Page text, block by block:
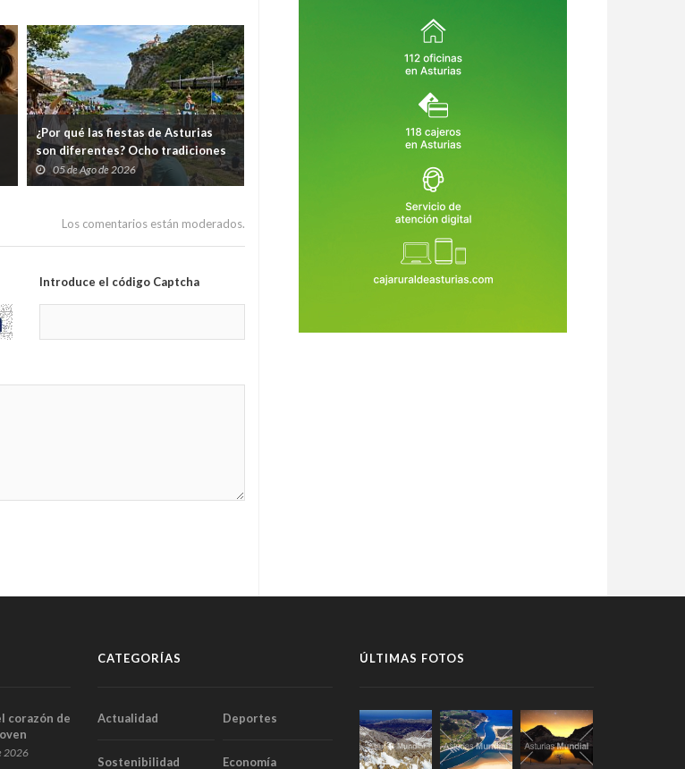
¿Por qué las fiestas de Asturias
son diferentes? Ocho tradiciones
que convierten agosto en una
folixa continua
05 de Ago de 2026
El Sella entra en su semana grande:
horarios, trenes, aparcamientos y
todo lo que hay que saber antes
Los comentarios están moderados.
Introduce el código Captcha
corazón de
dentro
2026
CATEGORÍAS
Actualidad Deportes
Sostenibilidad Economía
ÚLTIMAS FOTOS